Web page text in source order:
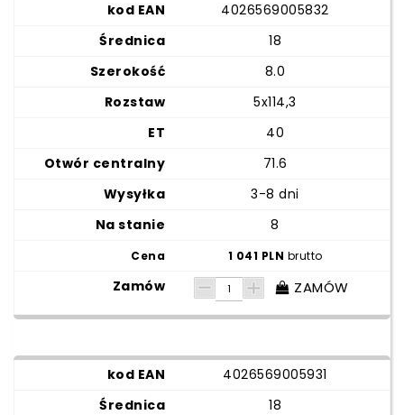
4026569005832
18
8.0
5x114,3
40
71.6
3-8 dni
8
1 041 PLN brutto
ZAMÓW
4026569005931
18